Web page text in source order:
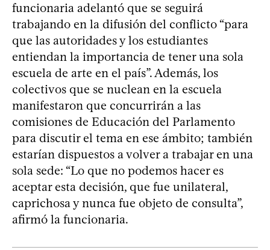
funcionaria adelantó que se seguirá
trabajando en la difusión del conflicto “para
que las autoridades y los estudiantes
entiendan la importancia de tener una sola
escuela de arte en el país”. Además, los
colectivos que se nuclean en la escuela
manifestaron que concurrirán a las
comisiones de Educación del Parlamento
para discutir el tema en ese ámbito; también
estarían dispuestos a volver a trabajar en una
sola sede: “Lo que no podemos hacer es
aceptar esta decisión, que fue unilateral,
caprichosa y nunca fue objeto de consulta”,
afirmó la funcionaria.